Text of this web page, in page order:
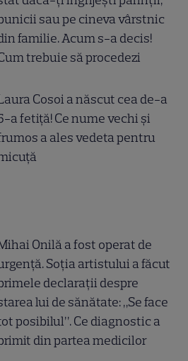
sau pe cineva vârstnic
familie. Acum s-a decis!
trebuie să procedezi
Cosoi a născut cea de-a
a fetiță! Ce nume vechi și
a ales vedeta pentru
Onilă a fost operat de
Soția artistului a făcut
declarații despre
lui de sănătate: „Se face
posibilul”. Ce diagnostic a
din partea medicilor